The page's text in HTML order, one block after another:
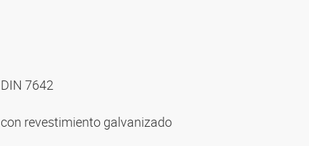
DIN 7642
con revestimiento galvanizado